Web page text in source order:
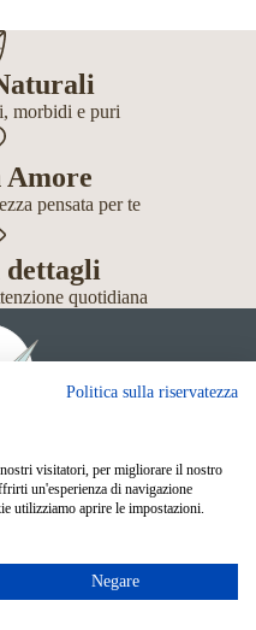
morbidi e puri
Amore
pensata per te
quotidiana
05033240283
Politica sulla riservatezza
visitatori, per migliorare il nostro
un'esperienza di navigazione
utilizziamo aprire le impostazioni.
Negare